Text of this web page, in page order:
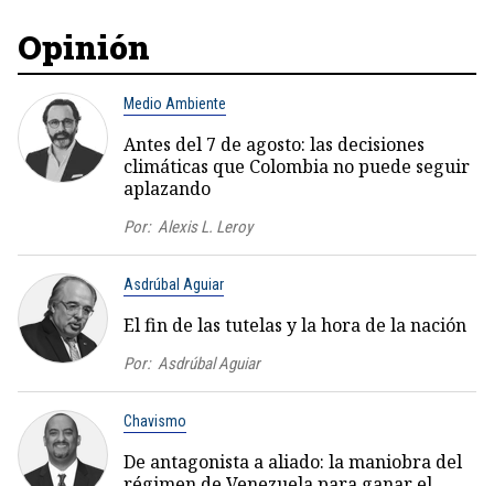
Opinión
Medio Ambiente
Antes del 7 de agosto: las decisiones
climáticas que Colombia no puede seguir
aplazando
Por: Alexis L. Leroy
Asdrúbal Aguiar
El fin de las tutelas y la hora de la nación
Por: Asdrúbal Aguiar
Chavismo
De antagonista a aliado: la maniobra del